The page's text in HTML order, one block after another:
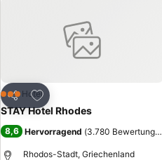
Teilen
Zu Favoriten hinzufügen
3 SterneHotel
STAY Hotel Rhodes
8,6 Hervorragend (3.780 Bewertungen
Rhodos-Stadt, Griechenland